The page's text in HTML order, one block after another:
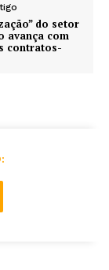
do setor
avança com
contratos-